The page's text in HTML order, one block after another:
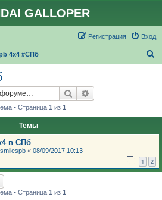
GALLOPER
Вход
Регистрация
4х4 #СПб
Поиск
• Страница 1 из 1
Темы
в СПб
smilespb « 08/09/2017,10:13
1 2
• Страница 1 из 1